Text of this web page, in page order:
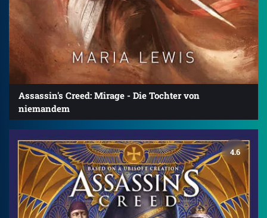
Assassin's Creed: Mirage - Die Tochter von
niemandem
4.6